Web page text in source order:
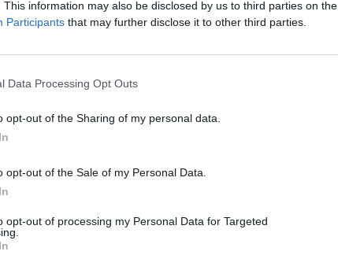
This information may also be disclosed by us to third parties on the
Participants that may further disclose it to other third parties.
Data Processing Opt Outs
opt-out of the Sharing of my personal data.
opt-out of the Sale of my Personal Data.
opt-out of processing my Personal Data for Targeted
a povestit totul